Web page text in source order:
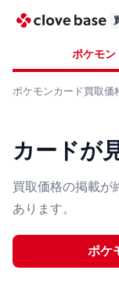
ポケモン
ポケモンカード買取価
カードが
買取価格の掲載が
あります。
ポケ